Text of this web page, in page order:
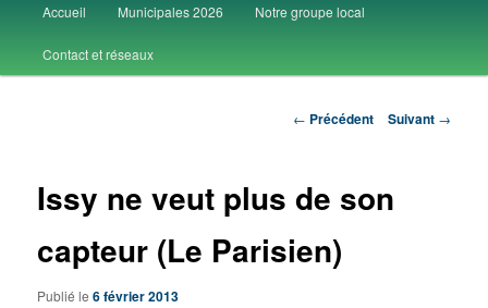
principal
Accueil Municipales 2026 Notre groupe local
Contact et réseaux
Navigation
← Précédent Suivant →
Issy ne veut plus de son
capteur (Le Parisien)
Publié le6 février 2013